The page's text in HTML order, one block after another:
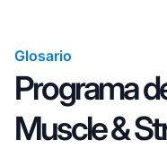
Glosario
Programa
Muscle &